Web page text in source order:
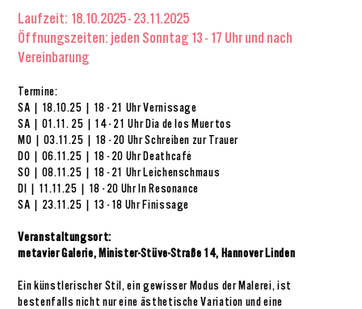
Laufzeit: 18.10.2025 - 23.11.2025
Öffnungszeiten: jeden Sonntag 13 - 17 Uhr und nach
Vereinbarung
Termine:
SA | 18.10.25 | 18 - 21 Uhr Vernissage
SA | 01.11. 25 | 14 - 21 Uhr Dia de los Muertos
MO | 03.11.25 | 18 - 20 Uhr Schreiben zur Trauer
DO | 06.11.25 | 18 - 20 Uhr Deathcafé
S0 | 08.11.25 | 18 - 21 Uhr Leichenschmaus
DI | 11.11.25 | 18 - 20 Uhr In Resonance
SA | 23.11.25 | 13 - 18 Uhr Finissage
Veranstaltungsort:
metavier Galerie, Minister-Stüve-Straße 14, Hannover Linden
Ein künstlerischer Stil, ein gewisser Modus der Malerei, ist
bestenfalls nicht nur eine ästhetische Variation und eine